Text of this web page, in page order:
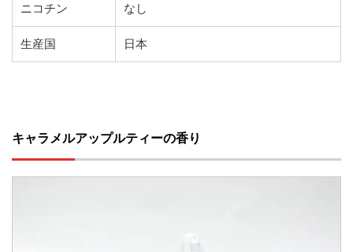
ニコチン なし
生産国 日本
キャラメルアップルティーの香り